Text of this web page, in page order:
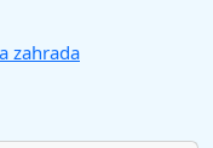
zahrada